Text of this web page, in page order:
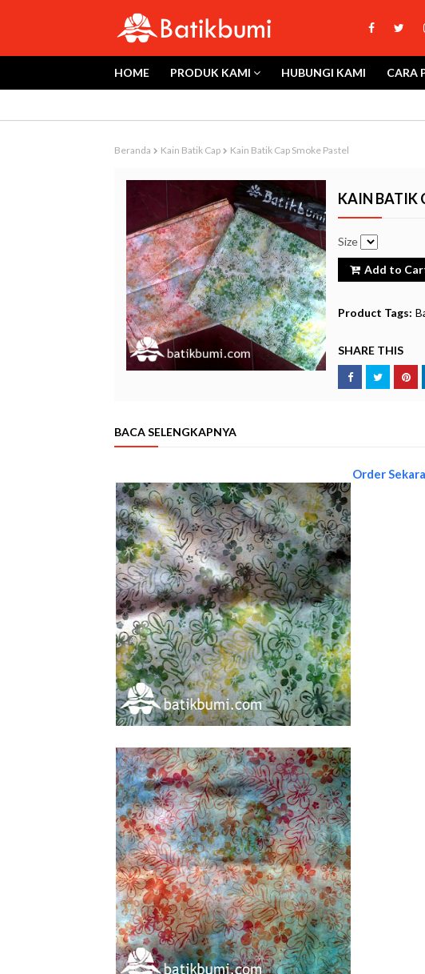
HOME PRODUK KAMI HUBUNGI KAMI CARA
Beranda Kain Batik Cap Kain Batik Cap Smoke Pastel
KAIN BATIK
Size
Add to
Product Tags:
SHARE THIS
BACA SELENGKAPNYA
Order